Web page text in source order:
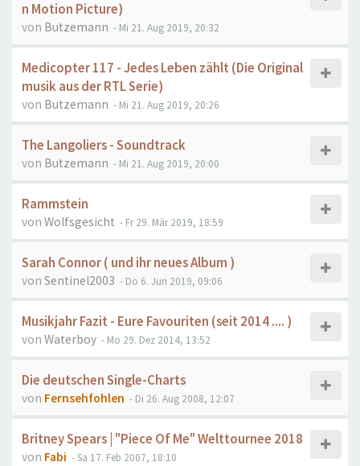
n Motion Picture)
von Butzemann - Mi 21. Aug 2019, 20:32
Medicopter 117 - Jedes Leben zählt (Die Original
musik aus der RTL Serie)
von Butzemann - Mi 21. Aug 2019, 20:26
The Langoliers - Soundtrack
von Butzemann - Mi 21. Aug 2019, 20:00
Rammstein
von Wolfsgesicht - Fr 29. Mär 2019, 18:59
Sarah Connor ( und ihr neues Album )
von Sentinel2003 - Do 6. Jun 2019, 09:06
Musikjahr Fazit - Eure Favouriten (seit 2014 .... )
von Waterboy - Mo 29. Dez 2014, 13:52
Die deutschen Single-Charts
von Fernsehfohlen - Di 26. Aug 2008, 12:07
Britney Spears | "Piece Of Me" Welttournee 2018
von Fabi - Sa 17. Feb 2007, 18:10